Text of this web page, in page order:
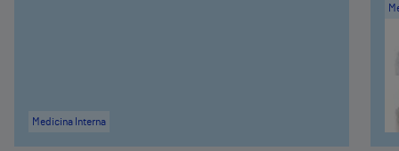
Medicina Interna